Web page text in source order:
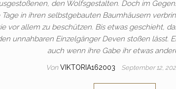
den Wolfsgestalten. Doch im
in ihren selbstgebauten Baumhäusern
vor allem zu beschützen. Bis etwas geschieht,
unnahbaren Einzelgänger Deven stoßen lässt.
auch wenn ihre Gabe ihr etwas
Von VIKTORIA162003 September 12,